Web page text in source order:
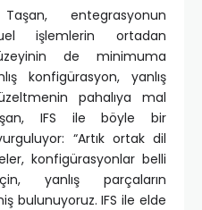
entegrasyonun
işlemlerin ortadan
de minimuma
konfigürasyon, yanlış
pahalıya mal
IFS ile böyle bir
“Artık ortak dil
konfigürasyonlar belli
yanlış parçaların
bulunuyoruz. IFS ile elde